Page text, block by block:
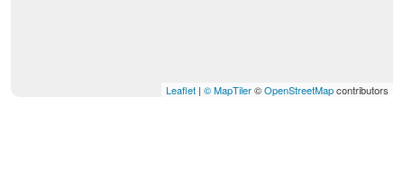
Leaflet | © MapTiler©OpenStreetMapcontributors